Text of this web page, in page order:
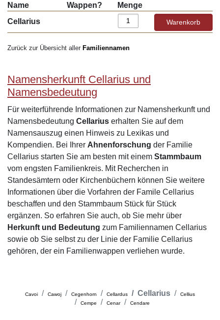
Name Wappen?
Menge
Cellarius
Zurück zur Übersicht aller Familiennamen
Namensherkunft Cellarius und
Namensbedeutung
Für weiterführende Informationen zur Namensherkunft und
Namensbedeutung Cellarius erhalten Sie auf dem
Namensauszug einen Hinweis zu Lexikas und
Kompendien. Bei Ihrer Ahnenforschung der Familie
Cellarius starten Sie am besten mit einem Stammbaum
vom engsten Familienkreis. Mit Recherchen in
Standesämtern oder Kirchenbüchern können Sie weitere
Informationen über die Vorfahren der Famile Cellarius
beschaffen und den Stammbaum Stück für Stück
ergänzen. So erfahren Sie auch, ob Sie mehr über
Herkunft und Bedeutung zum Familiennamen Cellarius
sowie ob Sie selbst zu der Linie der Familie Cellarius
gehören, der ein Familienwappen verliehen wurde.
Cavoi Cawoj Cegenhorn Cellardus Cellarius
Cellius
Cempe
Cenar Cendare